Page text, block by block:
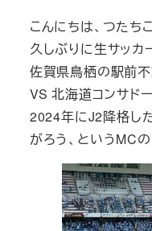
こんにちは、つたち
久しぶりに生サッカ
佐賀県鳥栖の駅前不
VS 北海道コンサド
2024年にJ2降格し
がろう、というMC